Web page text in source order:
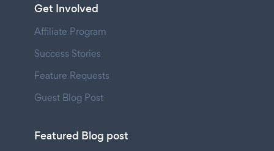
Get Involved
Affiliate Program
Success Stories
Feature Requests
Guest Blog Post
Featured Blog post